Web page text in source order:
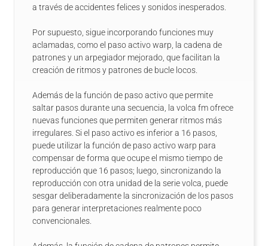
a través de accidentes felices y sonidos inesperados.
Por supuesto, sigue incorporando funciones muy
aclamadas, como el paso activo warp, la cadena de
patrones y un arpegiador mejorado, que facilitan la
creación de ritmos y patrones de bucle locos.
Además de la función de paso activo que permite
saltar pasos durante una secuencia, la volca fm ofrece
nuevas funciones que permiten generar ritmos más
irregulares. Si el paso activo es inferior a 16 pasos,
puede utilizar la función de paso activo warp para
compensar de forma que ocupe el mismo tiempo de
reproducción que 16 pasos; luego, sincronizando la
reproducción con otra unidad de la serie volca, puede
sesgar deliberadamente la sincronización de los pasos
para generar interpretaciones realmente poco
convencionales.